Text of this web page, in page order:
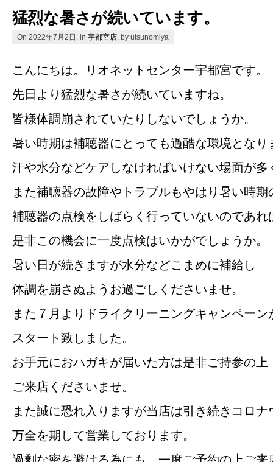
猛烈な暑さが続いています。
On 2022年7月2日, in 宇都宮店 , by utsunomiya
こんにちは。リオネットセンター宇都宮です。
先日より猛烈な暑さが続いていますね。
皆様体調崩されていたりしないでしょうか。
暑い時期は補聴器にとっても過酷な環境となり
汗や水分などケアしなければいけない場面が多
また補聴器の故障やトラブルもやはり暑い時
補聴器の点検をしばらく行っていないのであれ
是非この機会に一度点検はいかがでしょうか。
暑い日が続きますが水分などこまめに補給し
体調を崩さぬようお過ごしくださいませ。
また７月よりドライクリーニングキャンペーン
スタート致しました。
お手元におハガキが届いた方は是非ご持参の上
ご来店くださいませ。
また誠に恐れ入りますが当店は引き続きコロナ
万全を期して営業しております。